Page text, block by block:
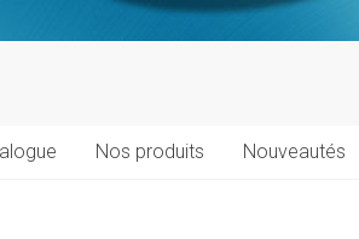
Nos produits Nouveautés